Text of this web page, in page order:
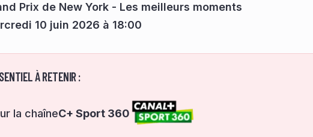
Prix de New York - Les meilleurs moments
10 juin 2026 à 18:00
À RETENIR :
la chaîneC+ Sport 360